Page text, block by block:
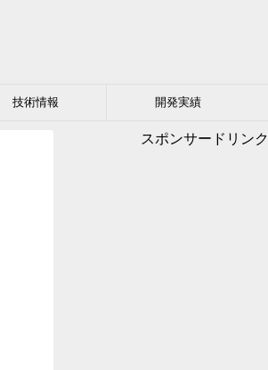
技術情報 開発実績
スポンサードリンク